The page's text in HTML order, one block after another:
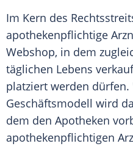
Im Kern des
apothekenpflichtige
Webshop, in dem
täglichen Lebens
platziert werden dürfen.
Geschäftsmodell wird
dem den Apotheken
apothekenpflichtigen